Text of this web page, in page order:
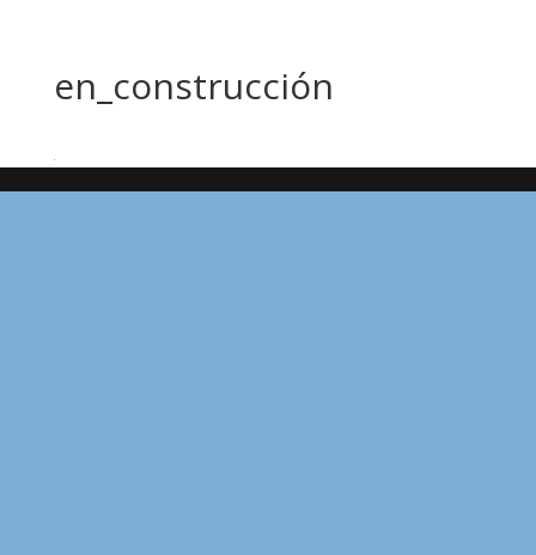
en_construcción